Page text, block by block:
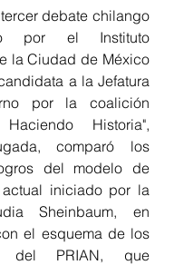
debate chilango
por el Instituto
la Ciudad de México
a la Jefatura
por la coalición
Haciendo Historia",
comparó los
del modelo de
iniciado por la
Sheinbaum, en
el esquema de los
del PRIAN, que